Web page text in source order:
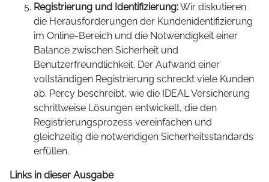
Registrierung und Identifizierung:Wir diskutieren
die Herausforderungen der Kundenidentifizierung
im Online-Bereich und die Notwendigkeit einer
Balance zwischen Sicherheit und
Benutzerfreundlichkeit. Der Aufwand einer
vollständigen Registrierung schreckt viele Kunden
ab. Percy beschreibt, wie die IDEAL Versicherung
schrittweise Lösungen entwickelt, die den
Registrierungsprozess vereinfachen und
gleichzeitig die notwendigen Sicherheitsstandards
erfüllen.
Links in dieser Ausgabe